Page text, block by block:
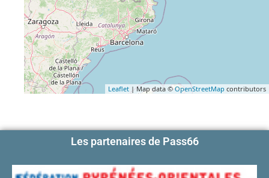
Leaflet | Map data ©OpenStreetMap contributors
Les partenaires de Pass66